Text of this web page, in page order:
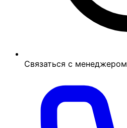
Связаться с менеджером